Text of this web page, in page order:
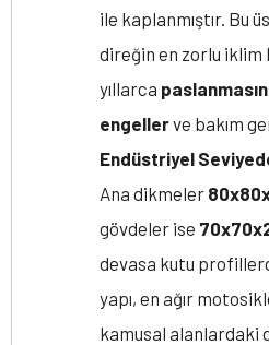
ile kaplanmıştır. Bu
direğin en zorlu iklim
yıllarca
engellerve bakım
Endüstriyel
Ana dikmeler
gövdeler ise
devasa kutu
yapı, en ağır
kamusal alanlardaki